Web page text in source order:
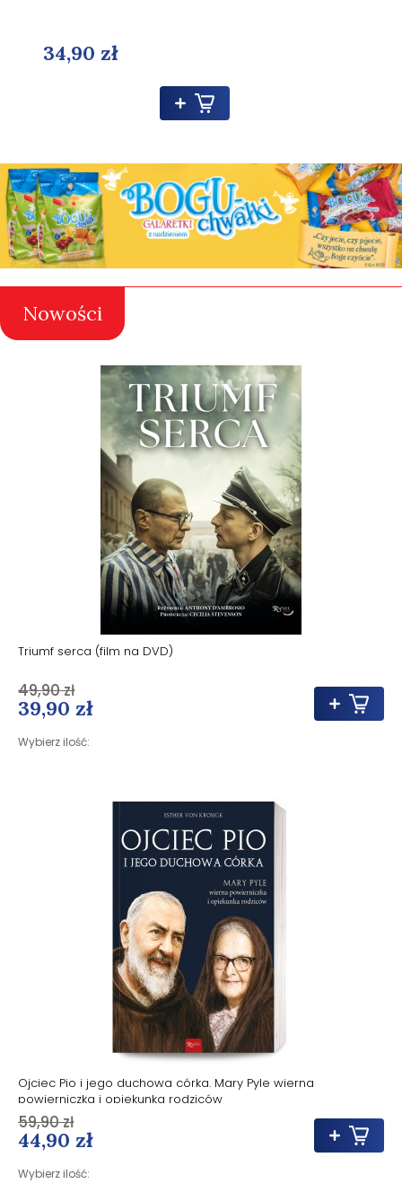
34,90 zł
Nowości
Triumf serca (film na DVD)
39,90 zł
Wybierz ilość:
49,90 zł
Ojciec Pio i jego duchowa córka. Mary Pyle wierna
powierniczka i opiekunka rodziców
44,90 zł
Wybierz ilość:
59,90 zł